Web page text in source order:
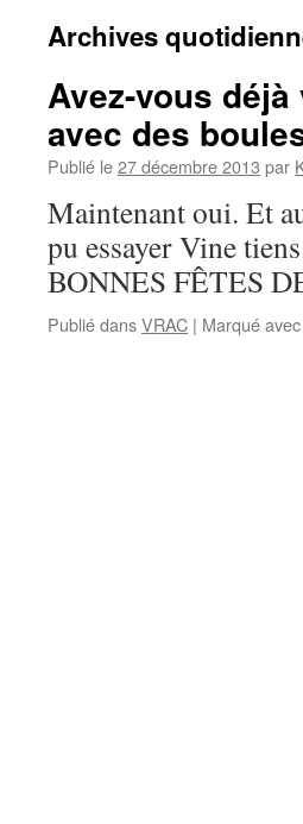
Archives
Avez-vous
avec des
Publié le27 décembre 2013 par
Maintenant oui. Et
pu essayer Vine
BONNES FÊTES
Publié dansVRAC | Marqué avec